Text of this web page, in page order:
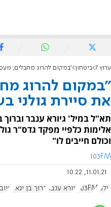
ערוץ 7 ביטחון "במקום להרוג מחבלים,
"במקום להרוג
את סיירת גולני
תא"ל במיל' גיורא ענבר
אלימות כלפיי מפקד גדס"ר
וכולם חייבים לו"
103FM
11.01.21, 10:22
גולני 103FM גיורא ענבר ברוך בן יגאל